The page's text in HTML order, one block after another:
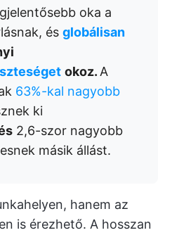
oka a
és globálisan
okoz. A
63%-kal nagyobb
ki
2,6-szor nagyobb
másik állást.
hanem az
is érezhető. A hosszan